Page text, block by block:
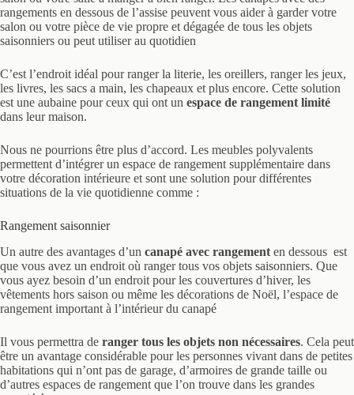
rangements en dessous de l’assise peuvent vous aider à garder votre
salon ou votre pièce de vie propre et dégagée de tous les objets
saisonniers ou peut utiliser au quotidien
C’est l’endroit idéal pour ranger la literie, les oreillers, ranger les jeux,
les livres, les sacs a main, les chapeaux et plus encore. Cette solution
est une aubaine pour ceux qui ont un espace de rangement limité
dans leur maison.
Nous ne pourrions être plus d’accord. Les meubles polyvalents
permettent d’intégrer un espace de rangement supplémentaire dans
votre décoration intérieure et sont une solution pour différentes
situations de la vie quotidienne comme :
Rangement saisonnier
Un autre des avantages d’un canapé avec rangement en dessous est
que vous avez un endroit où ranger tous vos objets saisonniers. Que
vous ayez besoin d’un endroit pour les couvertures d’hiver, les
vêtements hors saison ou même les décorations de Noël, l’espace de
rangement important à l’intérieur du canapé
Il vous permettra de ranger tous les objets non nécessaires. Cela peut
être un avantage considérable pour les personnes vivant dans de petites
habitations qui n’ont pas de garage, d’armoires de grande taille ou
d’autres espaces de rangement que l’on trouve dans les grandes